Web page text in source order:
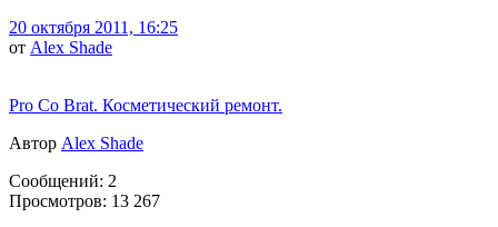
20 октября 2011, 16:25
от Alex Shade
Pro Co Brat. Косметический ремонт.
Автор Alex Shade
Сообщений: 2
Просмотров: 13 267